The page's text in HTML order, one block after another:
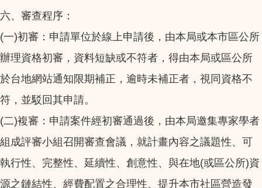
六、審查程序：
(一)初審：申請單位於線上申請後，由本局或本市區公所
辦理資格初審，資料短缺或不符者，得由本局或區公所
於台地網站通知限期補正，逾時未補正者，視同資格不
符，並駁回其申請。
(二)複審：申請案件經初審通過後，由本局邀集專家學者
組成評審小組召開審查會議，就計畫內容之議題性、可
執行性、完整性、延續性、創意性、與在地(或區公所)資
源之鏈結性、經費配置之合理性、提升本市社區營造發